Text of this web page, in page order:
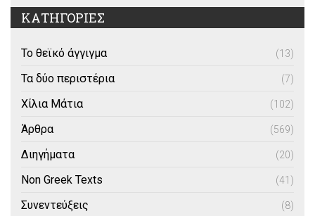
ΚΑΤΗΓΟΡΙΕΣ
Το θεϊκό άγγιγμα (13)
Τα δύο περιστέρια (7)
Χίλια Μάτια (102)
Άρθρα (569)
Διηγήματα (20)
Non Greek Texts (41)
Συνεντεύξεις (8)